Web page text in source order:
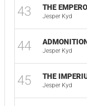
43 THE
Jesper Kyd
44 Jesper Kyd
45 THE
Jesper Kyd